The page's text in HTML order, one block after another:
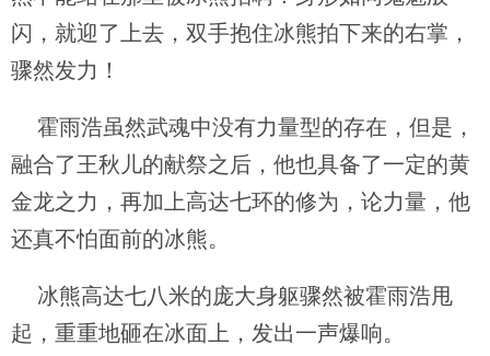
闪，就迎了上去，双手抱住冰熊拍下来的右掌，
骤然发力！
霍雨浩虽然武魂中没有力量型的存在，但是，
融合了王秋儿的献祭之后，他也具备了一定的黄
金龙之力，再加上高达七环的修为，论力量，他
还真不怕面前的冰熊。
冰熊高达七八米的庞大身躯骤然被霍雨浩甩
起，重重地砸在冰面上，发出一声爆响。